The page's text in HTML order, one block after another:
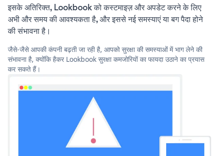
इसके अतिरिक्त, Lookbook को कस्टमाइज़ और अपडेट करने के लिए
अभी और समय की आवश्यकता है, और इससे नई समस्याएं या बग पैदा होने
की संभावना है।
जैसे-जैसे आपकी कंपनी बढ़ती जा रही है, आपको सुरक्षा की समस्याओं में भाग लेने की
संभावना है, क्योंकि हैकर Lookbook सुरक्षा कमजोरियों का फायदा उठाने का प्रयास
कर सकते हैं।